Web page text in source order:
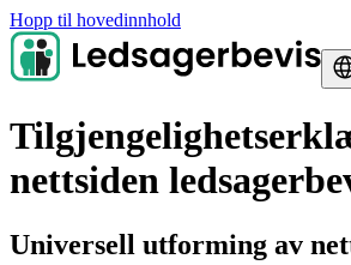
Hopp til hovedinnhold
nettsiden
Universell utforming av